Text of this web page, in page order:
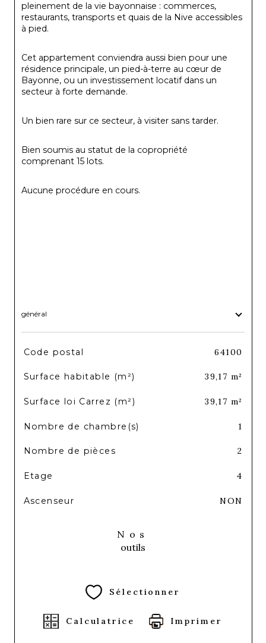
pleinement de la vie bayonnaise : commerces,
restaurants, transports et quais de la Nive accessibles
à pied.
Cet appartement conviendra aussi bien pour une
résidence principale, un pied-à-terre au cœur de
Bayonne, ou un investissement locatif dans un
secteur à forte demande.
Un bien rare sur ce secteur, à visiter sans tarder.
Bien soumis au statut de la copropriété
comprenant 15 lots.
Aucune procédure en cours.
général
TRAD_SIROCCO_Caracteristique
Code postal 64100
Surface habitable (m²) 39,17 m²
Surface loi Carrez (m²) 39,17 m²
Nombre de chambre(s) 1
Nombre de pièces 2
Etage 4
Ascenseur NON
Nos
outils
Sélectionner
Calculatrice Imprimer